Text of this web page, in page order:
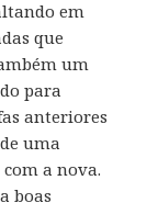
em
que
um
para
anteriores
uma
a nova.
boas